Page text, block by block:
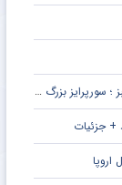
راه است ؟ + جزئیات
+ جزئیات
اروپا